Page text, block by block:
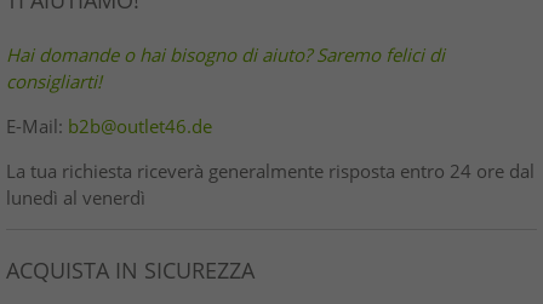
Hai domande o hai bisogno di aiuto? Saremo felici di
consigliarti!
E-Mail: b2b@outlet46.de
La tua richiesta riceverà generalmente risposta entro 24 ore dal
lunedì al venerdì
ACQUISTA IN SICUREZZA